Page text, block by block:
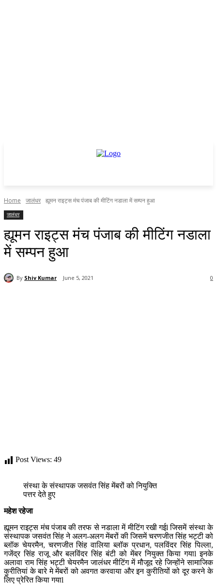
Home जालंधर ह्यूमन राइट्स मंच पंजाब की मीटिंग नडाला में सम्पन हुआ
जालंधर
ह्यूमन राइट्स मंच पंजाब की मीटिंग नडाला
में सम्पन हुआ
By Shiv Kumar June 5, 2021 0
Post Views: 49
संस्था के संस्थापक जसवंत सिंह मेंबरों को नियुक्ति
पत्तर देते हुए
महेश रहेजा
ह्यूमन राइट्स मंच पंजाब की तरफ से नडाला में मीटिंग रखी गईl जिसमें संस्था के
संस्थापक जसवंत सिंह ने अलग-अलग मेंबरों की जिसमें चरणजीत सिंह भट्टी को
ब्लॉक चेयरमैन, चरणजीत सिंह वालिया ब्लॉक प्रधान, पलविंदर सिंह पिल्ला,
गजेंद्र सिंह राजू और बलविंदर सिंह बंटी को मेंबर नियुक्त किया गयाl इनके
अलावा राम सिंह भट्टी चेयरमैन जालंधर मीटिंग में मौजूद रहे जिन्होंने सामाजिक
कुरीतियां के बारे मे मेंबरों को अवगत करवाया और इन कुरीतियों को दूर करने के
लिए प्रेरित किया गयाl